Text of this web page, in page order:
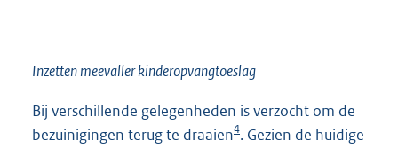
Inzetten meevaller kinderopvangtoeslag
Bij verschillende gelegenheden is verzocht om de
bezuinigingen terug te draaien4. Gezien de huidige